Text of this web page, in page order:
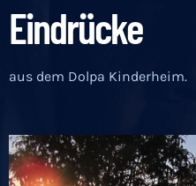
Eindrücke
aus dem Dolpa Kinderheim.